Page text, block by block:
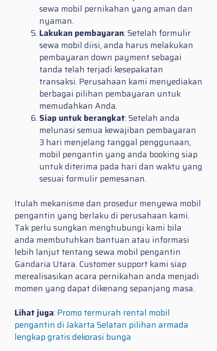
sewa mobil pernikahan yang aman dan
nyaman.
Lakukan pembayaran: Setelah formulir
sewa mobil diisi, anda harus melakukan
pembayaran down payment sebagai
tanda telah terjadi kesepakatan
transaksi. Perusahaan kami menyediakan
berbagai pilihan pembayaran untuk
memudahkan Anda.
Siap untuk berangkat: Setelah anda
melunasi semua kewajiban pembayaran
3 hari menjelang tanggal penggunaan,
mobil pengantin yang anda booking siap
untuk diterima pada hari dan waktu yang
sesuai formulir pemesanan.
Itulah mekanisme dan prosedur menyewa mobil
pengantin yang berlaku di perusahaan kami.
Tak perlu sungkan menghubungi kami bila
anda membutuhkan bantuan atau informasi
lebih lanjut tentang sewa mobil pengantin
Gandaria Utara. Customer support kami siap
merealisasikan acara pernikahan anda menjadi
momen yang dapat dikenang sepanjang masa.
Lihat juga: Promo termurah rental mobil
pengantin di Jakarta Selatan pilihan armada
lengkap gratis dekorasi bunga